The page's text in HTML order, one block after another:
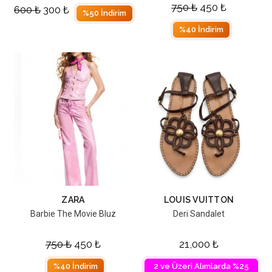
600₺ 300 ₺ %50 İndirim 750₺ 450 ₺
%40 İndirim
ZARA
Barbie The Movie Bluz
750₺ 450 ₺
%40 İndirim
LOUIS VUITTON
Deri Sandalet
21,000 ₺
2 ve Üzeri Alımlarda %25